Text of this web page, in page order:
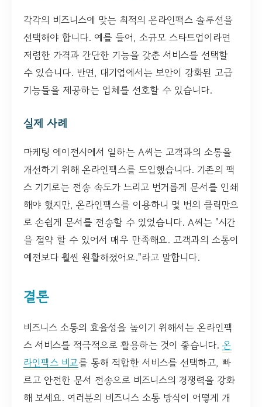
각각의 비즈니스에 맞는 최적의 온라인팩스 솔루션을
선택해야 합니다. 예를 들어, 소규모 스타트업이라면
저렴한 가격과 간단한 기능을 갖춘 서비스를 선택할
수 있습니다. 반면, 대기업에서는 보안이 강화된 고급
기능들을 제공하는 업체를 선호할 수 있습니다.
실제 사례
마케팅 에이전시에서 일하는 A씨는 고객과의 소통을
개선하기 위해 온라인팩스를 도입했습니다. 기존의 팩
스 기기로는 전송 속도가 느리고 번거롭게 문서를 인쇄
해야 했지만, 온라인팩스를 이용하니 몇 번의 클릭만으
로 손쉽게 문서를 전송할 수 있었습니다. A씨는 "시간
을 절약 할 수 있어서 매우 만족해요. 고객과의 소통이
예전보다 훨씬 원활해졌어요."라고 말합니다.
결론
비즈니스 소통의 효율성을 높이기 위해서는 온라인팩
스 서비스를 적극적으로 활용하는 것이 좋습니다. 온
라인팩스 비교를 통해 적합한 서비스를 선택하고, 빠
르고 안전한 문서 전송으로 비즈니스의 경쟁력을 강화
해 보세요. 여러분의 비즈니스 소통 방식이 어떻게 개